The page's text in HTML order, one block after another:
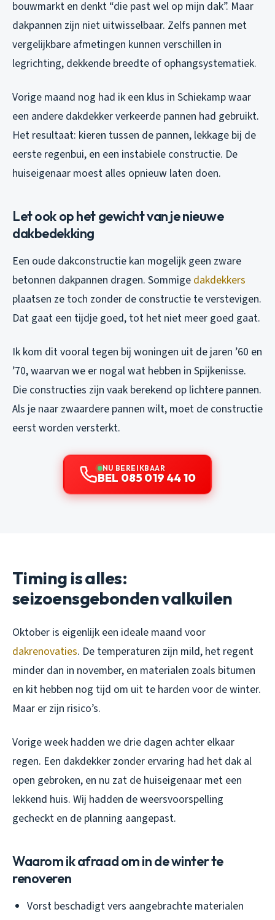
bouwmarkt en denkt “die past wel op mijn dak”. Maar
dakpannen zijn niet uitwisselbaar. Zelfs pannen met
vergelijkbare afmetingen kunnen verschillen in
legrichting, dekkende breedte of ophangsystematiek.
Vorige maand nog had ik een klus in Schiekamp waar
een andere dakdekker verkeerde pannen had gebruikt.
Het resultaat: kieren tussen de pannen, lekkage bij de
eerste regenbui, en een instabiele constructie. De
huiseigenaar moest alles opnieuw laten doen.
Let ook op het gewicht van je nieuwe
dakbedekking
Een oude dakconstructie kan mogelijk geen zware
betonnen dakpannen dragen. Sommige dakdekkers
plaatsen ze toch zonder de constructie te verstevigen.
Dat gaat een tijdje goed, tot het niet meer goed gaat.
Ik kom dit vooral tegen bij woningen uit de jaren ’60 en
’70, waarvan we er nogal wat hebben in Spijkenisse.
Die constructies zijn vaak berekend op lichtere pannen.
Als je naar zwaardere pannen wilt, moet de constructie
eerst worden versterkt.
NU BEREIKBAAR
BEL 085 019 44 10
Timing is alles:
seizoensgebonden valkuilen
Oktober is eigenlijk een ideale maand voor
dakrenovaties. De temperaturen zijn mild, het regent
minder dan in november, en materialen zoals bitumen
en kit hebben nog tijd om uit te harden voor de winter.
Maar er zijn risico’s.
Vorige week hadden we drie dagen achter elkaar
regen. Een dakdekker zonder ervaring had het dak al
open gebroken, en nu zat de huiseigenaar met een
lekkend huis. Wij hadden de weersvoorspelling
gecheckt en de planning aangepast.
Waarom ik afraad om in de winter te
renoveren
Vorst beschadigt vers aangebrachte materialen